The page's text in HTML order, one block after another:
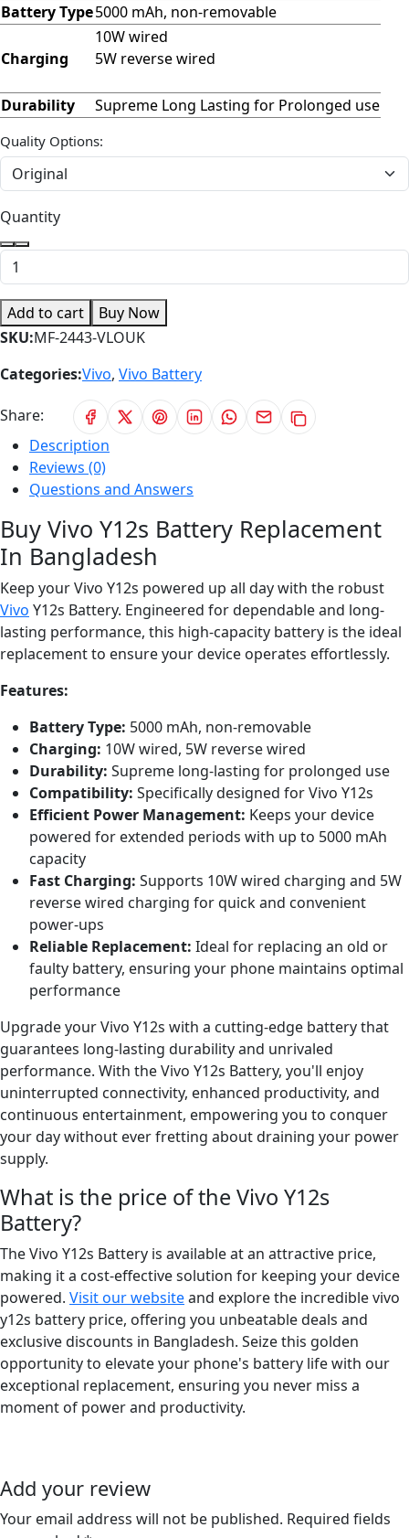
Battery Type5000 mAh, non-removable
Charging
10W wired
5W reverse wired
Durability Supreme Long Lasting for Prolonged use
Quality Options:
Quantity
Add to cart
Buy Now
SKU:MF-2443-VLOUK
Categories:Vivo, Vivo Battery
Share:
Description
Reviews (0)
Questions and Answers
Buy Vivo Y12s Battery Replacement
In Bangladesh
Keep your Vivo Y12s powered up all day with the robust
Vivo Y12s Battery. Engineered for dependable and long-
lasting performance, this high-capacity battery is the ideal
replacement to ensure your device operates effortlessly.
Features:
Battery Type: 5000 mAh, non-removable
Charging: 10W wired, 5W reverse wired
Durability: Supreme long-lasting for prolonged use
Compatibility: Specifically designed for Vivo Y12s
Efficient Power Management: Keeps your device
powered for extended periods with up to 5000 mAh
capacity
Fast Charging: Supports 10W wired charging and 5W
reverse wired charging for quick and convenient
power-ups
Reliable Replacement: Ideal for replacing an old or
faulty battery, ensuring your phone maintains optimal
performance
Upgrade your Vivo Y12s with a cutting-edge battery that
guarantees long-lasting durability and unrivaled
performance. With the Vivo Y12s Battery, you'll enjoy
uninterrupted connectivity, enhanced productivity, and
continuous entertainment, empowering you to conquer
your day without ever fretting about draining your power
supply.
What is the price of the Vivo Y12s
Battery?
The Vivo Y12s Battery is available at an attractive price,
making it a cost-effective solution for keeping your device
powered. Visit our websiteand explore the incredible vivo
y12s battery price, offering you unbeatable deals and
exclusive discounts in Bangladesh. Seize this golden
opportunity to elevate your phone's battery life with our
exceptional replacement, ensuring you never miss a
moment of power and productivity.
Add your review
Your email address will not be published. Required fields